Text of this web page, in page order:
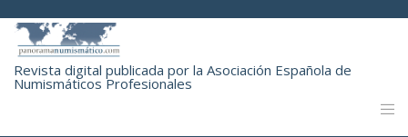
Revista digital publicada por la Asociación Española de
Numismáticos Profesionales